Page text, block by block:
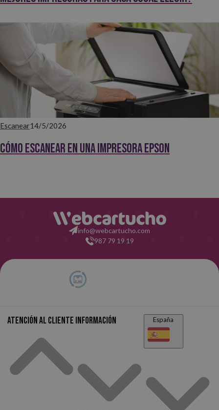
Escanear14/5/2026
Cómo escanear en una impresora Epson
info@webcartucho.com
987 79 19 19
Atención al cliente Información España